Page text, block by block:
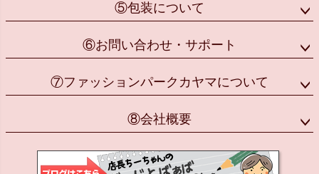
⑤包装について
⑥お問い合わせ・サポート
⑦ファッションパークカヤマについて
⑧会社概要